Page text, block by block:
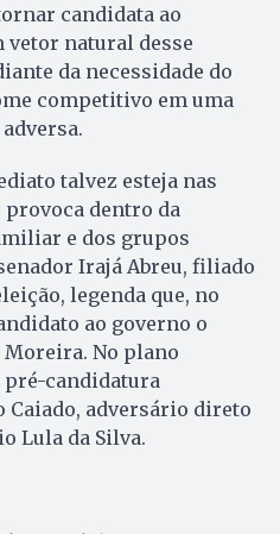
candidata ao
vetor natural desse
da necessidade do
competitivo em uma
talvez esteja nas
dentro da
e dos grupos
Irajá Abreu, filiado
legenda que, no
ao governo o
No plano
pré-candidatura
Caiado, adversário direto
Lula da Silva.